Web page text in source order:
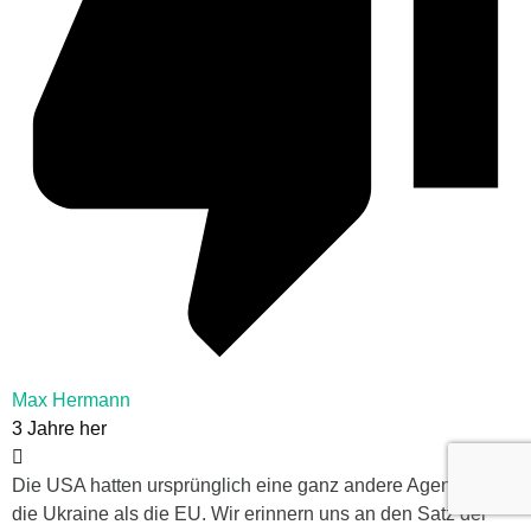
Max Hermann
3 Jahre her
Die USA hatten ursprünglich eine ganz andere Agenda für
die Ukraine als die EU. Wir erinnern uns an den Satz der